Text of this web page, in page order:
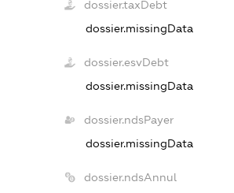
dossier.taxDebt
dossier.missingData
dossier.esvDebt
dossier.missingData
dossier.ndsPayer
dossier.missingData
dossier.ndsAnnul